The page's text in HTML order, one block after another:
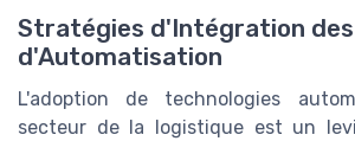
Stratégies d'Intégration
d'Automatisation
L'adoption de technologies
secteur de la logistique est un